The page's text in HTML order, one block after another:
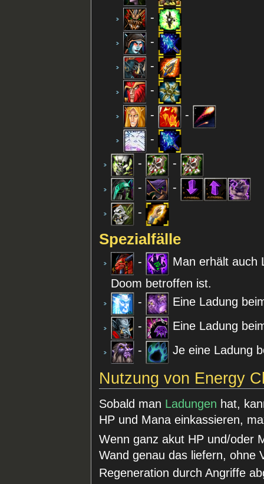
-
-
-
-
-
-
-
-
-
-
-
-
Spezialfälle
-
Man erhält auch
Doom betroffen ist.
-
Eine Ladung
-
Eine Ladung
-
Je eine Ladung
Nutzung von Energy
Sobald man Ladungen hat,
HP und Mana einkassieren,
Wenn ganz akut HP und/oder
Wand genau das liefern, ohne
Regeneration durch Angriffe